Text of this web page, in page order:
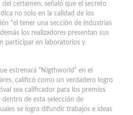
certamen, señaló que el secreto
no solo en la calidad de los
“el tener una sección de industrias
los realizadores presentan sus
participar en laboratorios y
estrenará “Nigthworld” en el
calificó como un verdadero logro
sea calificador para los premios
dentro de esta selección de
se logra difundir trabajos e ideas